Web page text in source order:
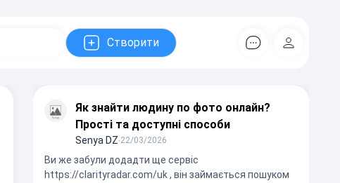
Створити
Коментарів
Як знайти людину по фото онлайн?
Прості та доступні способи
Senya DZ∙22/03/2026
Ви же забули додадти ще сервіс
https://clarityradar.com/uk , він займається пошуком